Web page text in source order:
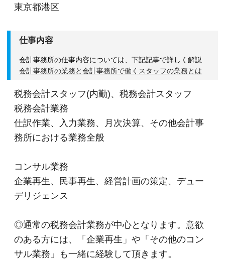
東京都港区
仕事内容
会計事務所の仕事内容については、下記記事で詳しく解説
会計事務所の業務と会計事務所で働くスタッフの業務とは
税務会計スタッフ(内勤)、税務会計スタッフ
税務会計業務
仕訳作業、入力業務、月次決算、その他会計事
務所における業務全般
コンサル業務
企業再生、民事再生、経営計画の策定、デュー
デリジェンス
◎通常の税務会計業務が中心となります。意欲
のある方には、「企業再生」や「その他のコン
サル業務」も一緒に経験して頂きます。